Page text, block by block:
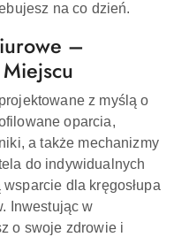
na co dzień.
–
z myślą o
oparcia,
a także mechanizmy
do indywidualnych
dla kręgosłupa
Inwestując w
o swoje zdrowie i